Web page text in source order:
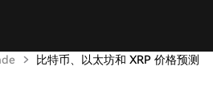
比特币、以太坊和 XRP 价格预测